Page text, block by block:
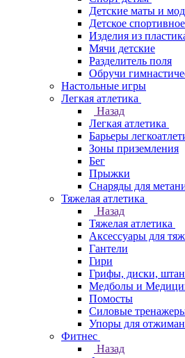
Детские маты и
Детское
Изделия из
Мячи детские
Разделитель поля
Обручи
Настольные игры
Легкая атлетика
Назад
Легкая атлетика
Барьеры
Зоны приземления
Бег
Прыжки
Снаряды для
Тяжелая атлетика
Назад
Тяжелая атлетика
Аксессуары для
Гантели
Гири
Грифы, диски,
Медболы и
Помосты
Силовые
Упоры для
Фитнес
Назад